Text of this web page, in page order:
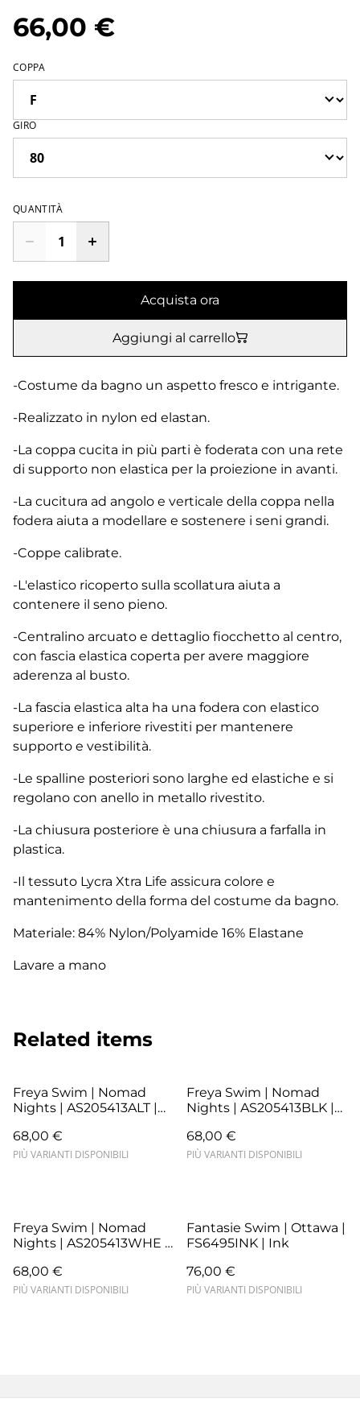
66,00 €
COPPA
GIRO
QUANTITÀ
Acquista ora
Aggiungi al carrello
-Costume da bagno un aspetto fresco e intrigante.
-Realizzato in nylon ed elastan.
-La coppa cucita in più parti è foderata con una rete
di supporto non elastica per la proiezione in avanti.
-La cucitura ad angolo e verticale della coppa nella
fodera aiuta a modellare e sostenere i seni grandi.
-Coppe calibrate.
-L'elastico ricoperto sulla scollatura aiuta a
contenere il seno pieno.
-Centralino arcuato e dettaglio fiocchetto al centro,
con fascia elastica coperta per avere maggiore
aderenza al busto.
-La fascia elastica alta ha una fodera con elastico
superiore e inferiore rivestiti per mantenere
supporto e vestibilità.
-Le spalline posteriori sono larghe ed elastiche e si
regolano con anello in metallo rivestito.
-La chiusura posteriore è una chiusura a farfalla in
plastica.
-Il tessuto Lycra Xtra Life assicura colore e
mantenimento della forma del costume da bagno.
Materiale: 84% Nylon/Polyamide 16% Elastane
Lavare a mano
Related items
Freya Swim | Nomad
Nights | AS205413ALT |
68,00 €
PIÙ VARIANTI DISPONIBILI
Freya Swim | Nomad
Nights | AS205413BLK |
68,00 €
PIÙ VARIANTI DISPONIBILI
Freya Swim | Nomad
Nights | AS205413WHE |
68,00 €
PIÙ VARIANTI DISPONIBILI
Fantasie Swim | Ottawa |
FS6495INK | Ink
76,00 €
PIÙ VARIANTI DISPONIBILI